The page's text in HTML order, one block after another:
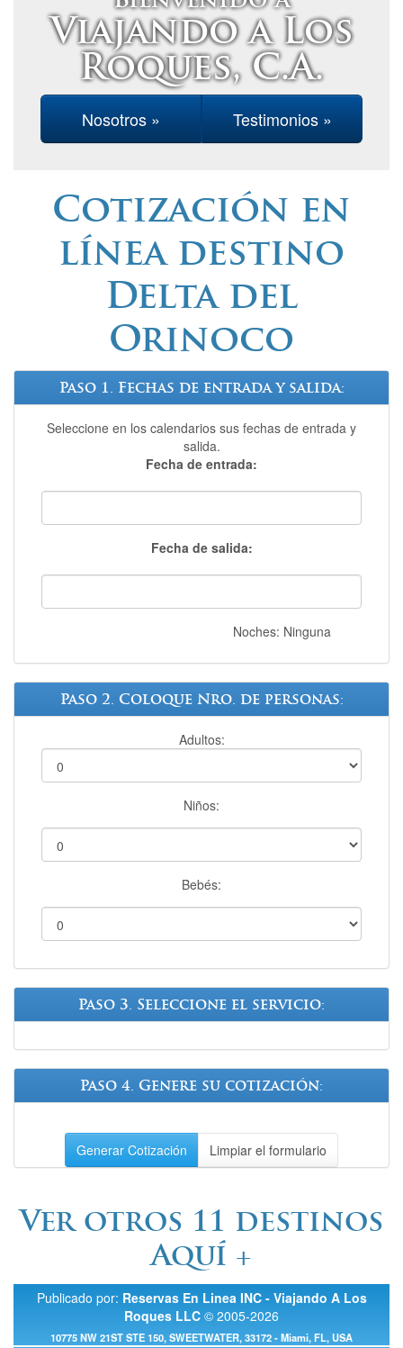
Viajando a Los
Roques, C.A.
Nosotros » Testimonios »
Cotización en
línea destino
Delta del
Orinoco
Paso 1. Fechas de entrada y salida:
Seleccione en los calendarios sus fechas de entrada y
salida.
Fecha de entrada:
Fecha de salida:
Noches: Ninguna
Paso 2. Coloque Nro. de personas:
Adultos:
Niños:
Bebés:
Paso 3. Seleccione el servicio:
Paso 4. Genere su cotización:
Generar Cotización Limpiar el formulario
Ver otros 11 destinos
Aquí +
Publicado por: Reservas En Linea INC - Viajando A Los
Roques LLC © 2005-2026
10775 NW 21ST STE 150, SWEETWATER,33172-Miami, FL, USA